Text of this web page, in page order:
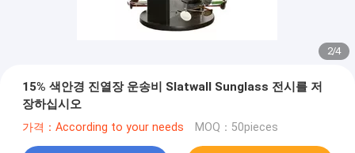
2/4
15% 색안경 진열장 운송비 Slatwall Sunglass 전시를 저
장하십시오
가격：According to your needs MOQ：50pieces